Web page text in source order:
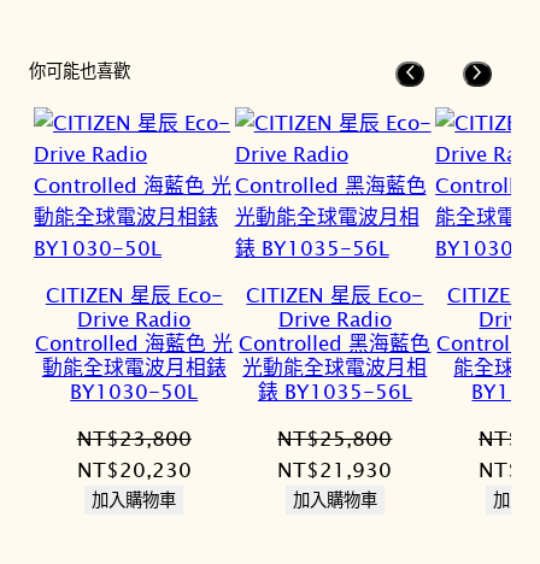
你可能也喜歡
CITIZEN 星辰 Eco-
Drive Radio
Controlled 海藍色 光
動能全球電波月相錶
BY1030-50L
NT$23,800
原
始
NT$20,230目
加入購物車
CITIZEN 星辰 Eco-
Drive Radio
Controlled 黑海藍色
光動能全球電波月相
錶 BY1035-56L
NT$25,800
原
始
NT$21,930
加入購物車
CITIZEN
Drive
能全球
NT$
原
始
NT$
加入